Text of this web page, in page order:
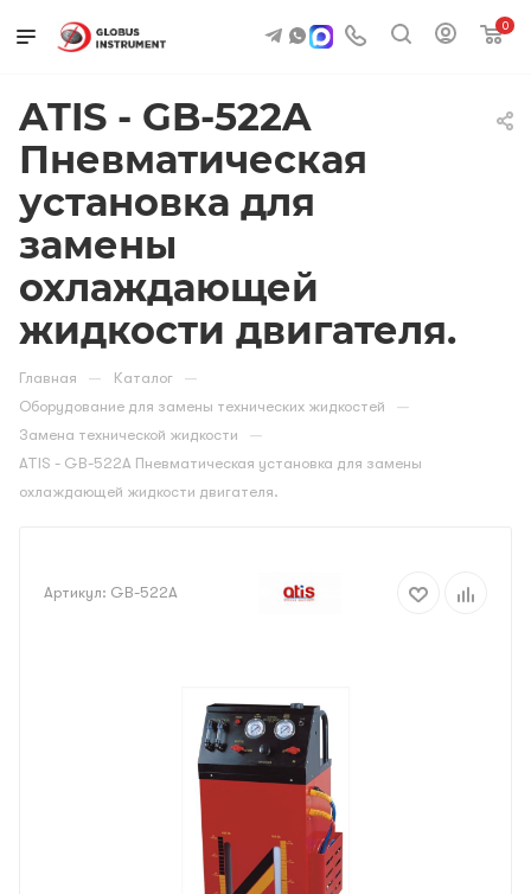
0
ATIS - GB-522A
Пневматическая
установка для
замены
охлаждающей
жидкости двигателя.
Главная — Каталог —
Оборудование для замены технических жидкостей —
Замена технической жидкости —
ATIS - GB-522A Пневматическая установка для замены
охлаждающей жидкости двигателя.
Артикул: GB-522A